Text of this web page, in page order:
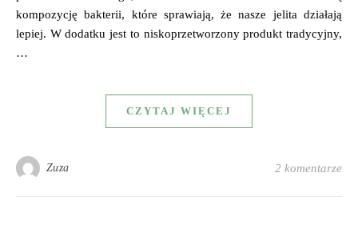
kompozycję bakterii, które sprawiają, że nasze jelita działają
lepiej. W dodatku jest to niskoprzetworzony produkt tradycyjny,
…
CZYTAJ WIĘCEJ
Zuza 2 komentarze